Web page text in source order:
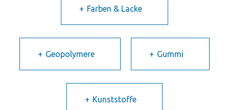
Farben & Lacke
Geopolymere Gummi
Kunststoffe